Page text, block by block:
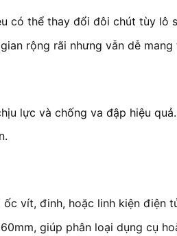
có thể thay đổi đôi chút tùy lô
rộng rãi nhưng vẫn dễ mang
lực và chống va đập hiệu quả.
vít, đinh, hoặc linh kiện điện
giúp phân loại dụng cụ